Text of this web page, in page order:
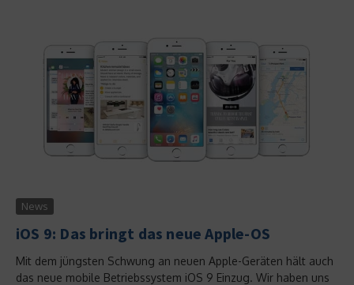
News
iOS 9: Das bringt das neue Apple-OS
Mit dem jüngsten Schwung an neuen Apple-Geräten hält auch
das neue mobile Betriebssystem iOS 9 Einzug. Wir haben uns